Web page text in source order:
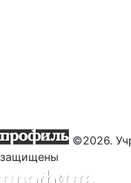
©2026.
защищены